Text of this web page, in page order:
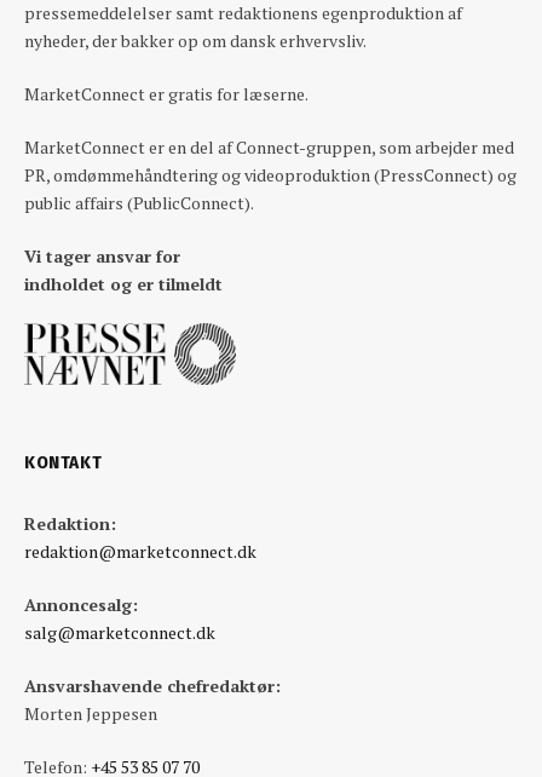
pressemeddelelser samt redaktionens egenproduktion af
nyheder, der bakker op om dansk erhvervsliv.
MarketConnect er gratis for læserne.
MarketConnect er en del af Connect-gruppen, som arbejder med
PR, omdømmehåndtering og videoproduktion (PressConnect) og
public affairs (PublicConnect).
Vi tager ansvar for
indholdet og er tilmeldt
KONTAKT
Redaktion:
redaktion@marketconnect.dk
Annoncesalg:
salg@marketconnect.dk
Ansvarshavende chefredaktør:
Morten Jeppesen
Telefon: +45 53 85 07 70